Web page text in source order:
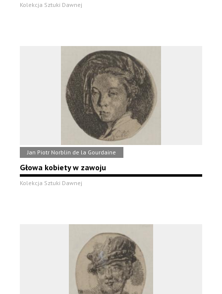
Kolekcja Sztuki Dawnej
Jan Piotr Norblin de la Gourdaine
Głowa kobiety w zawoju
Kolekcja Sztuki Dawnej